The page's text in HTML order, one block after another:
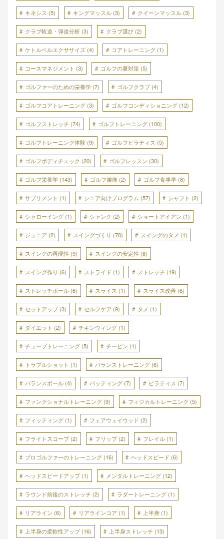
キネシス (5) キングマッスル (3) クイーンマッスル (3)
クラブ軌道・弾道分析 (3) クラブ選び (2)
ケトルベルエクササイズ (4) コアトレーニング (1)
コースマネジメント (3) ゴルフの夏対策 (5)
ゴルファーのための栄養学 (7) ゴルフクラブ (4)
ゴルフコアトレーニング (3) ゴルフコンディショニング (12)
ゴルフストレッチ (74) ゴルフトレーニング (100)
ゴルフトレーニング体験 (9) ゴルフピラティス (5)
ゴルフボディチェック (20) ゴルフレッスン (30)
ゴルフ栄養学 (143) ゴルフ腰痛 (2) ゴルフ食事学 (8)
サプリメント (1) シニア向けプログラム (57) シャフト (2)
シャローイング (1) シャンク (2) ショートアイアン (1)
ジュニア (2) スイングづくり (78) スイングのタメ (1)
スイングの再現性 (9) スイングの安定性 (8)
スイング作り (6) ストライド (1) ストレッチ (19)
ストレッチボール (6) スライス (1) スライス改善 (6)
セットアップ(3) セルフケア (9) タメ (1)
ダイエット (2) チキンウィング (1)
チューブトレーニング (5) チーピン (1)
トラブルショット (1) バランストレーニング (6)
バランスボール (4) パッティング (7) ピラティス (7)
ファンクショナルトレーニング (9) フィジカルトレーニング (5)
フィッティング (1) フェアウェイウッド (2)
フライトスコープ(2) フリップ(2) フレイル (1)
プロゴルファーのトレーニング (16) ヘッドスピード (6)
ヘッドスピードアップ(1) メンタルトレーニング (12)
ラウンド前後のストレッチ (2) ラダートレーニング (1)
リアライン (6) リアラインコア (1) 上半身 (1)
上半身の柔軟性アップ(16) 上半身ストレッチ (13)